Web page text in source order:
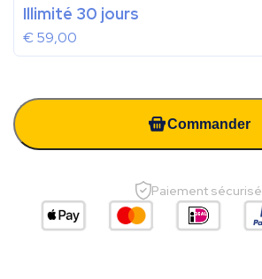
Illimité 30 jours
€59,00
Commander
Paiement sécurisé